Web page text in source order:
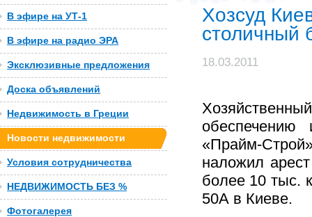
В эфире на УТ-1
В эфире на радио ЭРА
Эксклюзивные предложения
Доска объявлений
Недвижимость в Греции
Новости недвижимости
Условия сотрудничества
НЕДВИЖИМОСТЬ БЕЗ %
Фотогалерея
Хозсуд
столичный
18.03.2011
«Прайм-
наложил
более 10 тыс.
50А в Киеве.